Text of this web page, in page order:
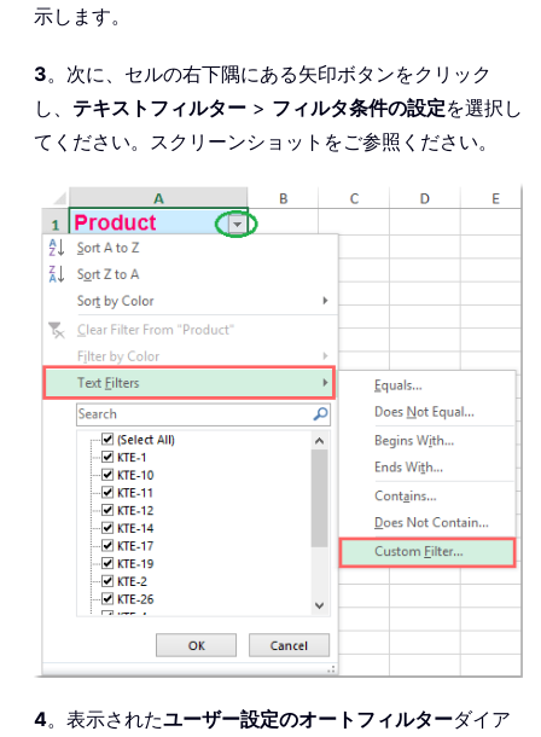
示します。
3。次に、セルの右下隅にある矢印ボタンをクリック
し、 テキストフィルター > フィルタ条件の設定を選択し
てください。スクリーンショットをご参照ください。
4。表示されたユーザー設定のオートフィルターダイア